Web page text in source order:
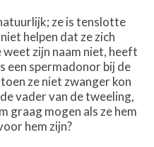
ze is tenslotte
helpen dat ze zich
zijn naam niet, heeft
een spermadonor bij de
ze niet zwanger kon
vader van de tweeling,
graag mogen als ze hem
hem zijn?